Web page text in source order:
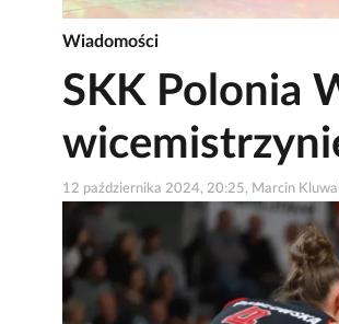
Wiadomości
SKK Polonia
12 października 2024, 20:25, Marcin